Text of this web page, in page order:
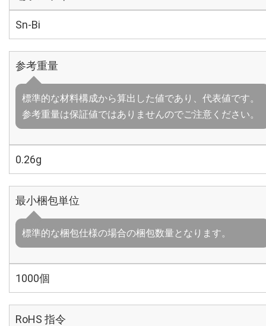
Sn-Bi
参考重量
標準的な材料構成から算出した値であり、代表値です。
参考重量は保証値ではありませんのでご注意ください。
0.26g
最小梱包単位
標準的な梱包仕様の場合の梱包数量となります。
1000個
RoHS 指令